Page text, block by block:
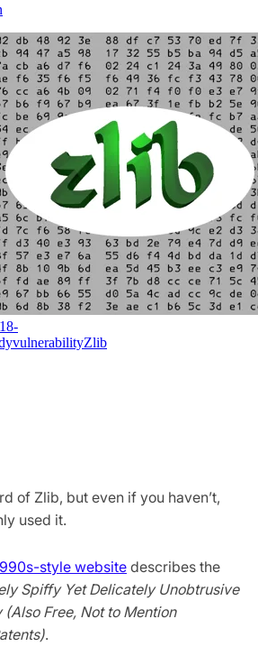
vulnerabilityZlib
of Zlib, but even if you haven’t,
used it.
style website describes the
Spiffy Yet Delicately Unobtrusive
Free, Not to Mention
.